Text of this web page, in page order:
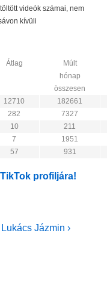
videók számai, nem
kívüli
Átlag
Múlt
hónap
összesen
12710
182661
282
7327
10
211
7
1951
57 931
profiljára!
Next
Lukács Jázmin ›